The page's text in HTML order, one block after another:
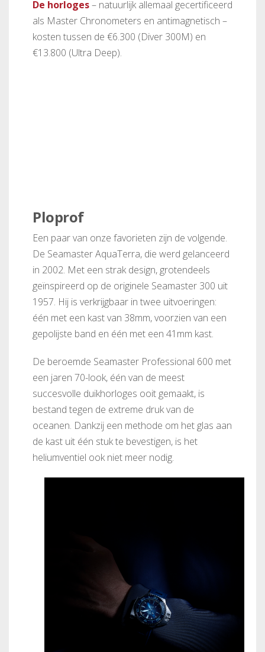
De horloges– natuurlijk allemaal gecertificeerd
als Master Chronometers en antimagnetisch –
kosten tussen de €6.300 (Diver 300M) en
€13.800 (Ultra Deep).
Ploprof
Een paar van onze favorieten zijn de volgende.
De Seamaster AquaTerra, die werd gelanceerd
in 2002. Met een strak design, grotendeels
geïnspireerd op de originele Seamaster 300 uit
1957. Hij is verkrijgbaar in twee uitvoeringen:
één met een kast van 38mm, voorzien van een
gepolijste band en één met een 41mm kast.
De beroemde Seamaster Professional 600 met
een jaren 70-look, één van de meest
succesvolle duikhorloges ooit gemaakt, is
bestand tegen de extreme druk van de
oceanen. Dankzij een methode om het glas aan
de kast uit één stuk te bevestigen, is het
heliumventiel ook niet meer nodig.